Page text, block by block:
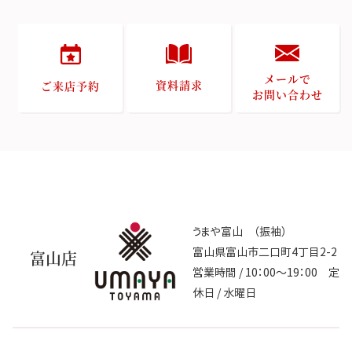
ご来店予約 資料請求
メールで
お問い合わせ
富山店
うまや富山 （振袖）
富山県富山市二口町4丁目2-2
営業時間 / 10：00～19：00 定
休日 / 水曜日